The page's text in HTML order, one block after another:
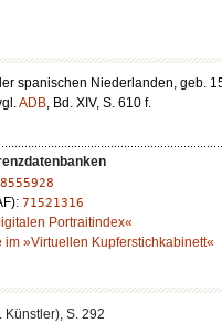
spanischen Niederlanden, geb.
ADB, Bd. XIV, S. 610 f.
71521316
Portraitindex«
im »Virtuellen Kupferstichkabinett«
Künstler), S. 292